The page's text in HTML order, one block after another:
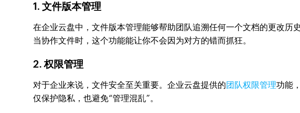
1. 文件版本管理
在企业云盘中，文件版本管理能够帮助团队追溯任何一个文档的更改
当协作文件时，这个功能能让你不会因为对方的错而抓狂。
2. 权限管理
对于企业来说，文件安全至关重要。企业云盘提供的团队权限管理功能
仅保护隐私，也避免“管理混乱”。